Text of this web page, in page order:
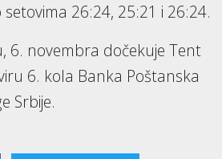
26:24, 25:21 i 26:24.
6. novembra dočekuje Tent
6. kola Banka Poštanska
Srbije.